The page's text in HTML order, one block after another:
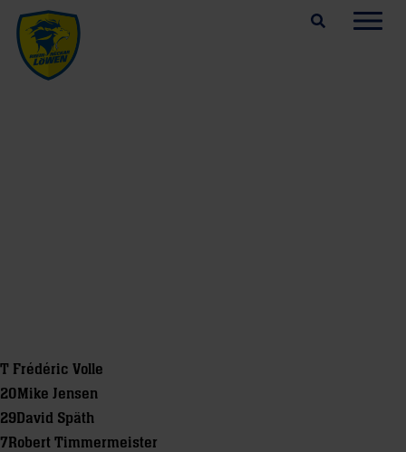
Suchfeld öffnen
T Frédéric Volle
20Mike Jensen
29David Späth
7Robert Timmermeister